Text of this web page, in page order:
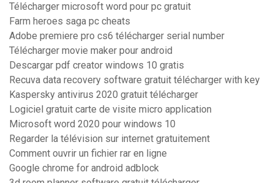
Télécharger microsoft word pour pc gratuit
Farm heroes saga pc cheats
Adobe premiere pro cs6 télécharger serial number
Télécharger movie maker pour android
Descargar pdf creator windows 10 gratis
Recuva data recovery software gratuit télécharger with key
Kaspersky antivirus 2020 gratuit télécharger
Logiciel gratuit carte de visite micro application
Microsoft word 2020 pour windows 10
Regarder la télévision sur internet gratuitement
Comment ouvrir un fichier rar en ligne
Google chrome for android adblock